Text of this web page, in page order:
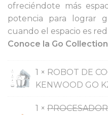
ofreciéndote más
potencia para lograr
cuando el espacio es
Conoce la Go
1 × ROBOT DE
KENWOOD GO
1 ×